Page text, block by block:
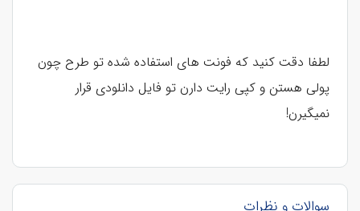
لطفا دقت کنید که فونت های استفاده شده تو طرح چون
پولی هستن و کپی رایت دارن تو فایل دانلودی قرار
نمیگیرن!